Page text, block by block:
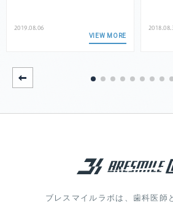
2019.08.06
VIEW MORE
ブレスマイルラボは、歯科医師